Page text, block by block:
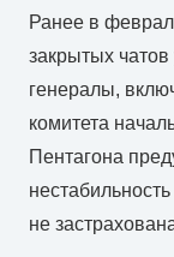
Ранее в
закрытых
генералы,
комитета
Пентагона
не